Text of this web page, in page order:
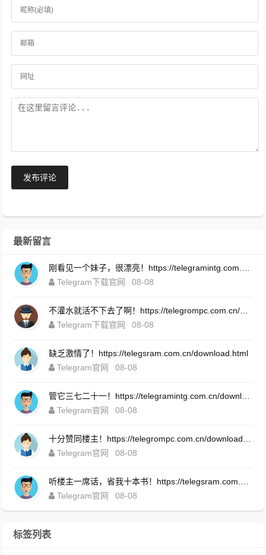
发布评论
最新留言
Telegram下载官网
08-08
Telegram下载官网
08-08
缺乏激情了！https://telegsram.com.cn/download.html
Telegram官网
08-08
Telegram官网
08-08
Telegram官网
08-08
Telegram官网
08-08
标签列表